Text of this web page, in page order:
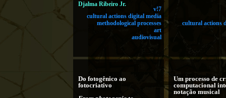
Djalma Ribeiro Jr.
v!7
cultural actions digital media
methodological processes
art
audiovisual
cultural actions
Do fotogênico ao
fotocriativo
Um processo de
computacional
notação musical